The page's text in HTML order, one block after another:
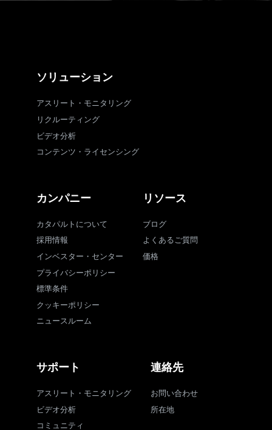
ソリューション
アスリート・モニタリング
リクルーティング
ビデオ分析
コンテンツ・ライセンシング
カンパニー
カタパルトについて
採用情報
インベスター・センター
プライバシーポリシー
標準条件
クッキーポリシー
ニュースルーム
リソース
ブログ
よくあるご質問
価格
サポート
アスリート・モニタリング
ビデオ分析
コミュニティ
連絡先
お問い合わせ
所在地